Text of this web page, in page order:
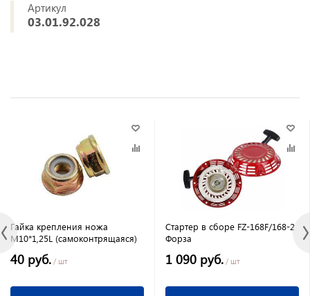
Артикул
03.01.92.028
Гайка крепления ножа
М10*1,25L (самоконтрящаяся)
40 руб. / шт
Стартер в сборе FZ-168F/168-2
Форза
1 090 руб. / шт